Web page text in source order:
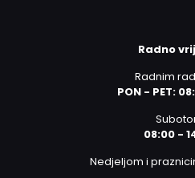
Radno
Radnim
PON - PET:
08:00 -
Nedjeljom i